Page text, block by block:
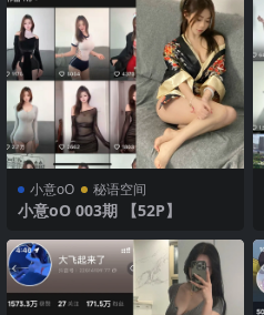
小意oO 秘语空间
小意oO 003期 【52P】